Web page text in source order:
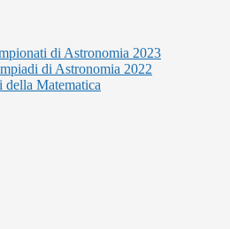
di Astronomia 2023
di Astronomia 2022
della Matematica